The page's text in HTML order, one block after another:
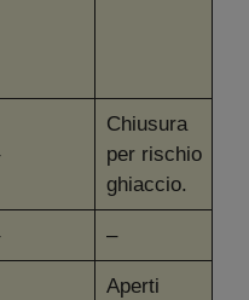
Chiusura
per rischio
ghiaccio.
–
Aperti